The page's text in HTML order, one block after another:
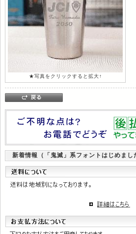
★写真をクリックすると拡大↑
新着情報（「鬼滅」系フォントはじめまし